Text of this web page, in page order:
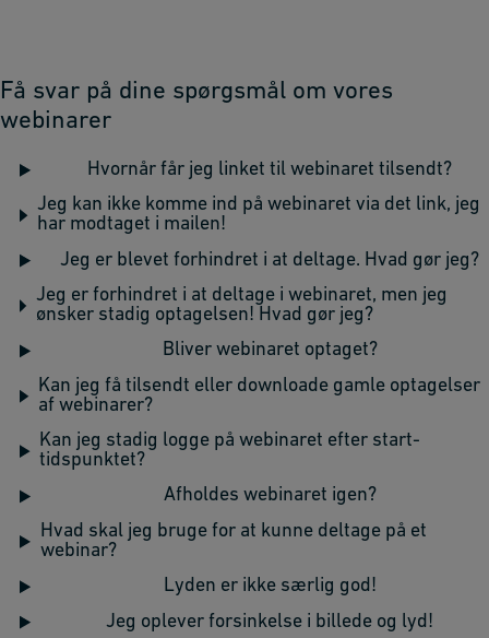
Få svar på dine spørgsmål om vores
webinarer
Hvornår får jeg linket til webinaret tilsendt?
Jeg kan ikke komme ind på webinaret via det link, jeg
har modtaget i mailen!
Jeg er blevet forhindret i at deltage. Hvad gør jeg?
Jeg er forhindret i at deltage i webinaret, men jeg
ønsker stadig optagelsen! Hvad gør jeg?
Bliver webinaret optaget?
Kan jeg få tilsendt eller downloade gamle optagelser
af webinarer?
Kan jeg stadig logge på webinaret efter start-
tidspunktet?
Afholdes webinaret igen?
Hvad skal jeg bruge for at kunne deltage på et
webinar?
Lyden er ikke særlig god!
Jeg oplever forsinkelse i billede og lyd!